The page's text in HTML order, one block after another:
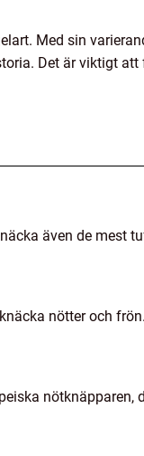
Med sin
Det är viktigt att
även de mest
nötter och frön.
nötknäpparen,